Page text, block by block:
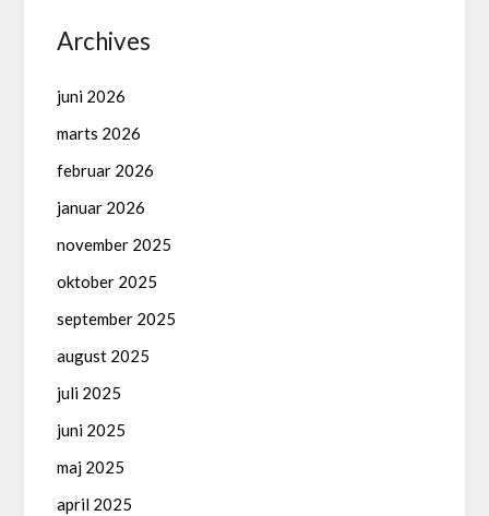
Archives
juni 2026
marts 2026
februar 2026
januar 2026
november 2025
oktober 2025
september 2025
august 2025
juli 2025
juni 2025
maj 2025
april 2025